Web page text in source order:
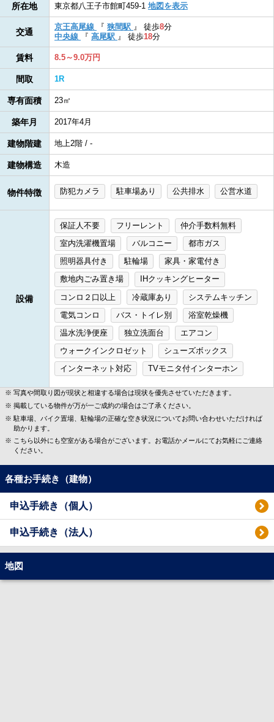
所在地 東京都八王子市館町459-1 地図を表示
交通
京王高尾線 『 狭間駅 』 徒歩8分
中央線
『 高尾駅 』 徒歩18分
賃料 8.5～9.0万円
間取 1R
専有面積 23㎡
築年月 2017年4月
建物階建 地上2階 / -
建物構造 木造
物件特徴 防犯カメラ 駐車場あり 公共排水 公営水道
設備
保証人不要 フリーレント
仲介手数料無料
室内洗濯機置場
バルコニー
都市ガス
照明器具付き
駐輪場
家具・家電付き
敷地内ごみ置き場
IHクッキングヒーター
コンロ２口以上
冷蔵庫あり
システムキッチン
電気コンロ
バス・トイレ別
浴室乾燥機
温水洗浄便座
独立洗面台
エアコン
ウォークインクロゼット
シューズボックス
インターネット対応
TVモニタ付インターホン
写真や間取り図が現状と相違する場合は現状を優先させていただきます。
掲載している物件が万が一ご成約の場合はご了承ください。
駐車場、バイク置場、駐輪場の正確な空き状況についてお問い合わせいただければ
助かります。
こちら以外にも空室がある場合がございます。お電話かメールにてお気軽にご連絡
ください。
各種お手続き（建物）
申込手続き（個人）
申込手続き（法人）
地図